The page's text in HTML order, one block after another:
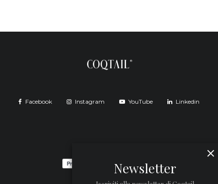
Facebook Instagram YouTube Linkedin
Newsletter